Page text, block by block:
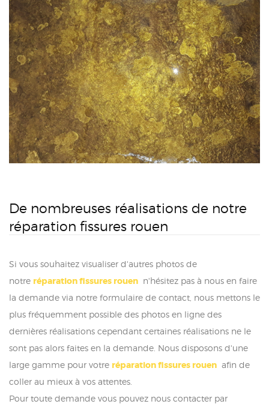
De nombreuses réalisations de notre
réparation fissures rouen
Si vous souhaitez visualiser d'autres photos de
notre réparation fissures rouen n'hésitez pas à nous en faire
la demande via notre formulaire de contact, nous mettons le
plus fréquemment possible des photos en ligne des
dernières réalisations cependant certaines réalisations ne le
sont pas alors faites en la demande. Nous disposons d'une
large gamme pour votre réparation fissures rouen afin de
coller au mieux à vos attentes.
Pour toute demande vous pouvez nous contacter par